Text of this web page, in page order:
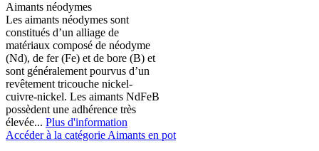
Aimants néodymes
Les aimants néodymes sont
constitués d’un alliage de
matériaux composé de néodyme
(Nd), de fer (Fe) et de bore (B) et
sont généralement pourvus d’un
revêtement tricouche nickel-
cuivre-nickel. Les aimants NdFeB
possèdent une adhérence très
élevée... Plus d'information
Accéder à la catégorie Aimants en pot